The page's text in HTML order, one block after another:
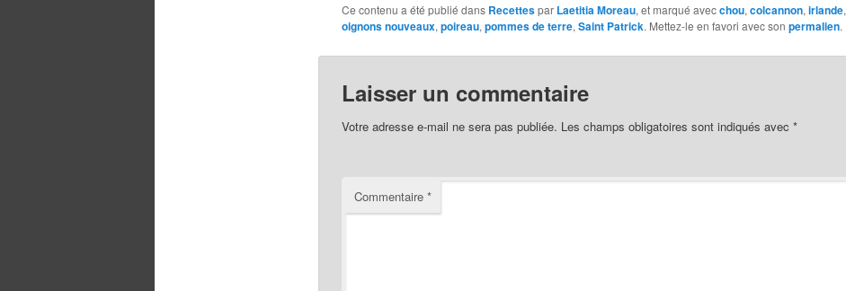
Ce contenu a été publié dans Recettespar Laetitia Moreau, et marqué avecchou, colcannon, irlande,
oignons nouveaux, poireau, pommes de terre, Saint Patrick. Mettez-le en favori avec son permalien.
Laisser un commentaire
Votre adresse e-mail ne sera pas publiée. Les champs obligatoires sont indiqués avec *
Commentaire *